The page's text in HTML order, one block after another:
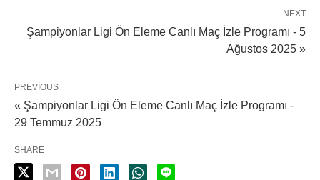
NEXT
Şampiyonlar Ligi Ön Eleme Canlı Maç İzle Programı - 5
Ağustos 2025 »
PREVIOUS
« Şampiyonlar Ligi Ön Eleme Canlı Maç İzle Programı -
29 Temmuz 2025
SHARE